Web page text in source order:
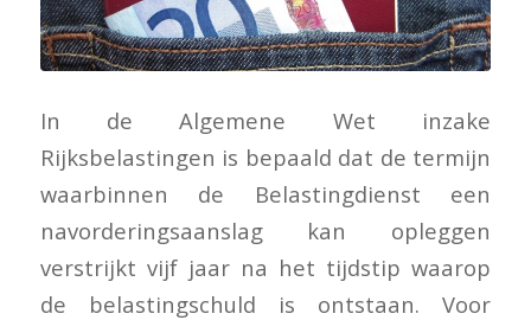
In de Algemene Wet inzake
Rijksbelastingen is bepaald dat de termijn
waarbinnen de Belastingdienst een
navorderingsaanslag kan opleggen
verstrijkt vijf jaar na het tijdstip waarop
de belastingschuld is ontstaan. Voor